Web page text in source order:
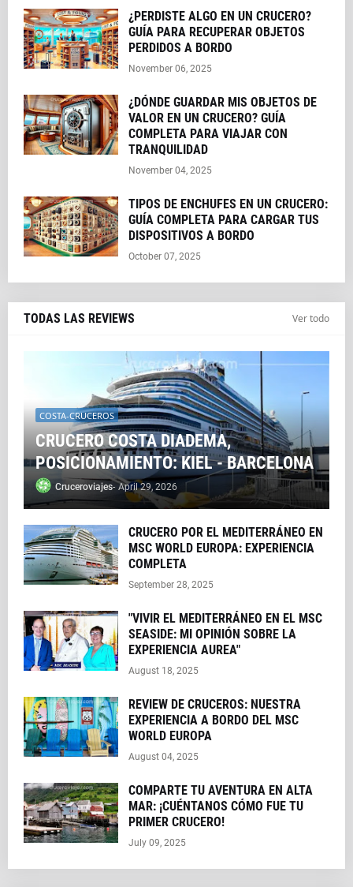
¿PERDISTE ALGO EN UN CRUCERO?
GUÍA PARA RECUPERAR OBJETOS
PERDIDOS A BORDO
November 06, 2025
¿DÓNDE GUARDAR MIS OBJETOS DE
VALOR EN UN CRUCERO? GUÍA
COMPLETA PARA VIAJAR CON
TRANQUILIDAD
November 04, 2025
TIPOS DE ENCHUFES EN UN CRUCERO:
GUÍA COMPLETA PARA CARGAR TUS
DISPOSITIVOS A BORDO
October 07, 2025
TODAS LAS REVIEWS Ver todo
COSTA-CRUCEROS
CRUCERO COSTA DIADEMA,
POSICIONAMIENTO: KIEL - BARCELONA
Cruceroviajes- April 29, 2026
CRUCERO POR EL MEDITERRÁNEO EN
MSC WORLD EUROPA: EXPERIENCIA
COMPLETA
September 28, 2025
"VIVIR EL MEDITERRÁNEO EN EL MSC
SEASIDE: MI OPINIÓN SOBRE LA
EXPERIENCIA AUREA"
August 18, 2025
REVIEW DE CRUCEROS: NUESTRA
EXPERIENCIA A BORDO DEL MSC
WORLD EUROPA
August 04, 2025
COMPARTE TU AVENTURA EN ALTA
MAR: ¡CUÉNTANOS CÓMO FUE TU
PRIMER CRUCERO!
July 09, 2025